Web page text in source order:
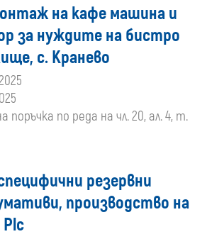
на кафе машина и
за нуждите на бистро
с. Кранево
поръчка по реда на чл. 20, ал. 4, т.
резервни
производство на